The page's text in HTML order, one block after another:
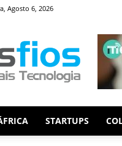
Agosto 6, 2026
STARTUPS